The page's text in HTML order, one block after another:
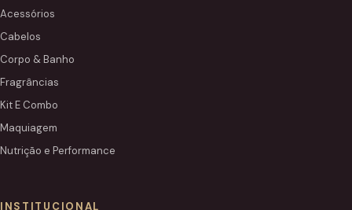
Acessórios
Cabelos
Corpo & Banho
Fragrâncias
Kit E Combo
Maquiagem
Nutrição e Performance
INSTITUCIONAL